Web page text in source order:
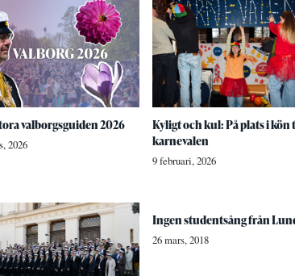
valborgsguiden 2026
2026
Kyligt och kul: På plats i kön
karnevalen
9 februari, 2026
Ingen studentsång från
26 mars, 2018